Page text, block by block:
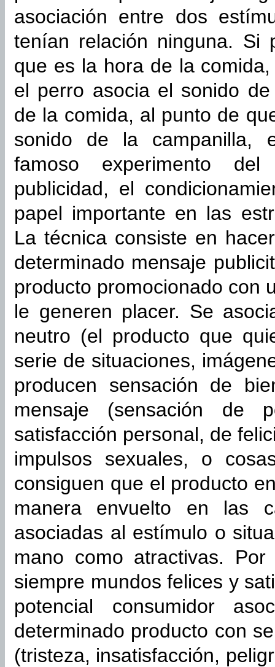
asociación entre dos
tenían relación ninguna.
que es la hora de la
el perro asocia el sonido
de la comida, al punto de
sonido de la campanilla,
famoso experimento
publicidad, el
papel importante en las
La técnica consiste en
determinado mensaje
producto promocionado con
le generen placer. Se
neutro (el producto que
serie de situaciones,
producen sensación de
mensaje (sensación de
satisfacción personal, de
impulsos sexuales, o
consiguen que el producto
manera envuelto en las
asociadas al estímulo o
mano como atractivas.
siempre mundos felices y
potencial consumidor
determinado producto con
(tristeza, insatisfacción,